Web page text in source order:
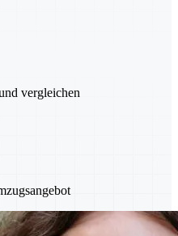
vergleichen